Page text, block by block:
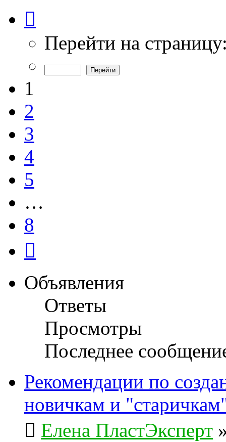
из
Перейти на
1
2
3
4
5
…
8
Объявления
Ответы
Просмотры
Последнее
Рекомендации по
новичкам и
Елена ПластЭксперт